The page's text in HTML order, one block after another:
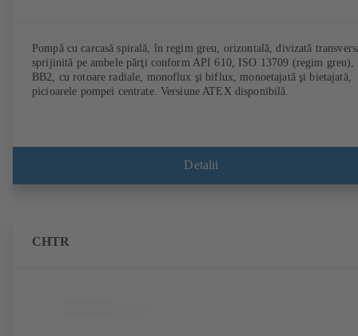
Pompă cu carcasă spirală, în regim greu, orizontală, divizată
sprijinită pe ambele părţi conform API 610, ISO 13709 (regim greu),
BB2, cu rotoare radiale, monoflux şi biflux, monoetajată şi bietajată,
picioarele pompei centrate. Versiune ATEX disponibilă.
Detalii
CHTR